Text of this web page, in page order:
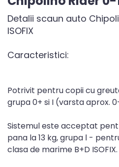
Detalii scaun auto
ISOFIX
Caracteristici:
Potrivit pentru copii cu
grupa 0+ si I (varsta aprox.
Sistemul este acceptat
pana la 13 kg, grupa І -
clasa de marime B+D ISOFIX.